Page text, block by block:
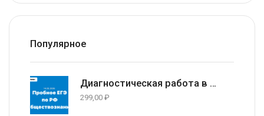
Популярное
Диагностическая работа в формате ЕГЭ 2026 по Обществознанию 11 класс (задания и ответы) 14.05.2026
299,00 ₽